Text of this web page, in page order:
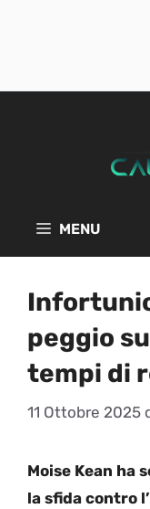
MENU
peggio
tempi di
11 Ottobre 2025
Moise Kean ha
la sfida contro